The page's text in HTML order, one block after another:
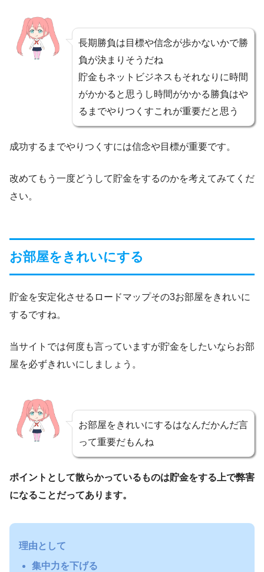
長期勝負は目標や信念が歩かないかで勝
負が決まりそうだね
貯金もネットビジネスもそれなりに時間
がかかると思うし時間がかかる勝負はや
るまでやりつくすこれが重要だと思う
成功するまでやりつくすには信念や目標が重要です。
改めてもう一度どうして貯金をするのかを考えてみてくだ
さい。
お部屋をきれいにする
貯金を安定化させるロードマップその3お部屋をきれいに
するですね。
当サイトでは何度も言っていますが貯金をしたいならお部
屋を必ずきれいにしましょう。
お部屋をきれいにするはなんだかんだ言
って重要だもんね
ポイントとして散らかっているものは貯金をする上で弊害
になることだってあります。
理由として
集中力を下げる